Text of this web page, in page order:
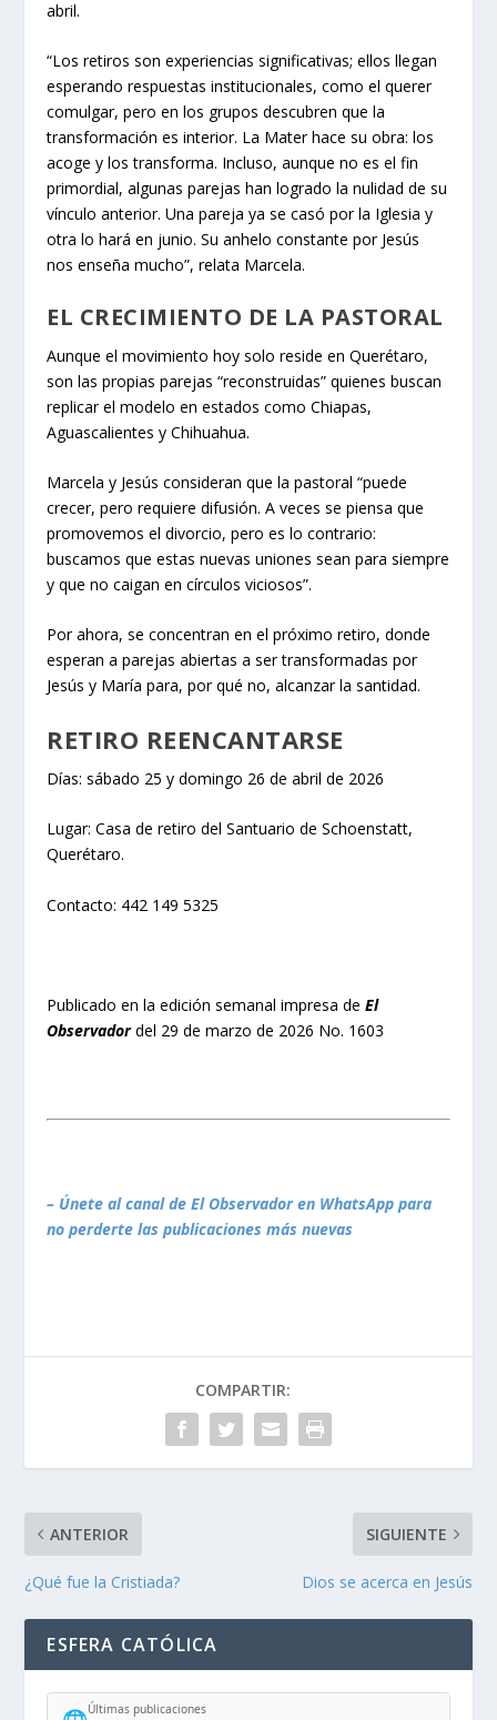
abril.
“Los retiros son experiencias significativas; ellos llegan
esperando respuestas institucionales, como el querer
comulgar, pero en los grupos descubren que la
transformación es interior. La Mater hace su obra: los
acoge y los transforma. Incluso, aunque no es el fin
primordial, algunas parejas han logrado la nulidad de su
vínculo anterior. Una pareja ya se casó por la Iglesia y
otra lo hará en junio. Su anhelo constante por Jesús
nos enseña mucho”, relata Marcela.
EL CRECIMIENTO DE LA PASTORAL
Aunque el movimiento hoy solo reside en Querétaro,
son las propias parejas “reconstruidas” quienes buscan
replicar el modelo en estados como Chiapas,
Aguascalientes y Chihuahua.
Marcela y Jesús consideran que la pastoral “puede
crecer, pero requiere difusión. A veces se piensa que
promovemos el divorcio, pero es lo contrario:
buscamos que estas nuevas uniones sean para siempre
y que no caigan en círculos viciosos”.
Por ahora, se concentran en el próximo retiro, donde
esperan a parejas abiertas a ser transformadas por
Jesús y María para, por qué no, alcanzar la santidad.
RETIRO REENCANTARSE
Días: sábado 25 y domingo 26 de abril de 2026
Lugar: Casa de retiro del Santuario de Schoenstatt,
Querétaro.
Contacto: 442 149 5325
Publicado en la edición semanal impresa deEl
Observadordel 29 de marzo de 2026 No. 1603
– Únete al canal de El Observador en WhatsApp para
no perderte las publicaciones más nuevas
COMPARTIR:
ANTERIOR
¿Qué fue la Cristiada?
SIGUIENTE
Dios se acerca en Jesús
ESFERA CATÓLICA
Últimas publicaciones